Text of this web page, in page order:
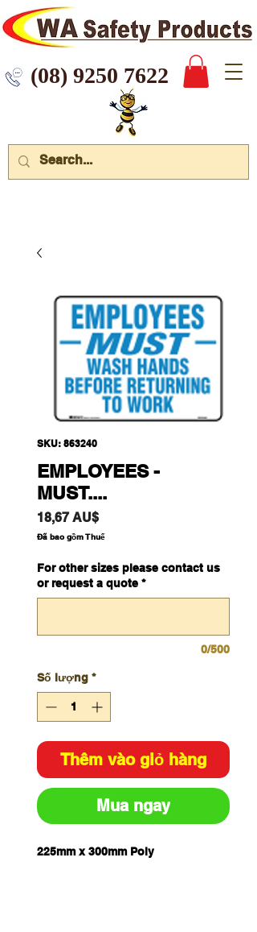
7622
SKU: 863240
EMPLOYEES -
MUST....
18,67 AU$Giá
Đã bao gồm Thuế
For other sizes please contact us
or request a quote *
0/500
Số lượng *
Thêm vào giỏ hàng
Mua ngay
225mm x 300mm Poly